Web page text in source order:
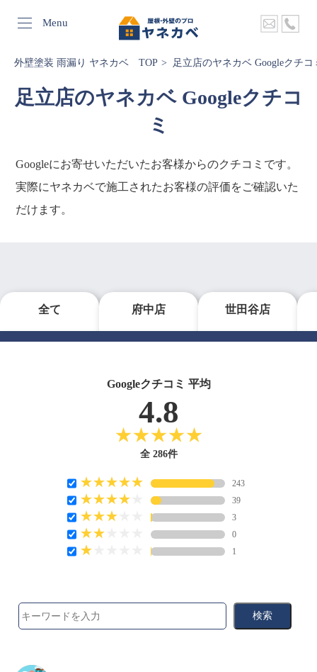
Menu
外壁塗装 雨漏り ヤネカベ TOP 足立店のヤネカベ Googleクチコ
足立店のヤネカベ Googleクチコ
ミ
Googleにお寄せいただいたお客様からのクチコミです。
実際にヤネカベで施工されたお客様の評価をご確認いた
だけます。
全て 府中店 世田谷店
Googleクチコミ 平均
4.8
全 286件
243
39
3
0
1
検索